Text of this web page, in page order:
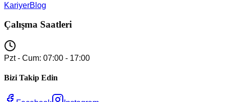
KariyerBlog
Çalışma Saatleri
Pzt - Cum: 07:00 - 17:00
Bizi Takip Edin